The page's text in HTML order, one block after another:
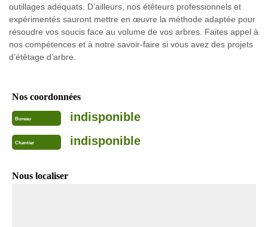
outillages adéquats. D’ailleurs, nos étêteurs professionnels et
expérimentés sauront mettre en œuvre la méthode adaptée pour
résoudre vos soucis face au volume de vos arbres. Faites appel à
nos compétences et à notre savoir-faire si vous avez des projets
d’étêtage d’arbre.
Nos coordonnées
Bureau indisponible
Chantier indisponible
Nous localiser